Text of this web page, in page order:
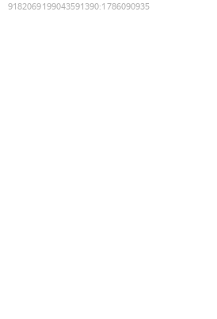
9182069199043591390:1786090935